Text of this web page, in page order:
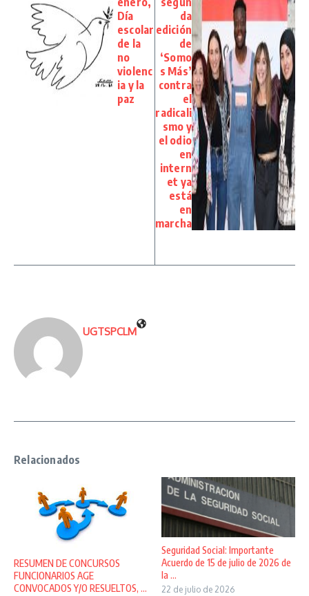
Día
escolar
de la
no
violenc
ia y la
paz
da
edición
de
‘Somo
s Más’
contra
el
radicali
smo y
el odio
en
intern
et ya
está
en
marcha
UGTSPCLM
Relacionados
RESUMEN DE CONCURSOS
FUNCIONARIOS AGE
CONVOCADOS Y/O RESUELTOS, ...
Seguridad Social: Importante
Acuerdo de 15 de julio de 2026 de
la ...
22 de julio de 2026